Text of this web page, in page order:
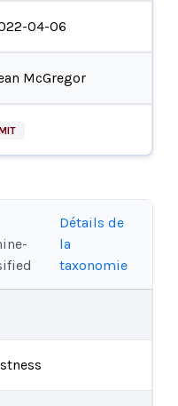
04-06
McGregor
Détails de
la
taxonomie